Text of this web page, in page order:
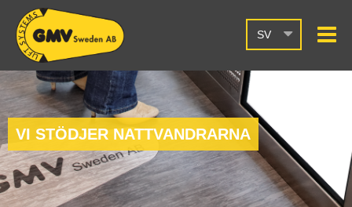
SV
VI STÖDJER NATTVANDRARNA